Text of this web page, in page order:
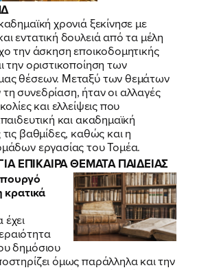
χρονιά ξεκίνησε με
εντατική δουλειά από τα μέλη
την άσκηση εποικοδομητικής
την οριστικοποίηση των
θέσεων. Μεταξύ των θεμάτων
συνεδρίαση, ήταν οι αλλαγές
και ελλείψεις που
και ακαδημαϊκή
βαθμίδες, καθώς και η
εργασίας του Τομέα.
ΕΠΙΚΑΙΡΑ ΘΕΜΑΤΑ ΠΑΙΔΕΙΑΣ
κρατικά
δημόσιου
όμως παράλληλα και την